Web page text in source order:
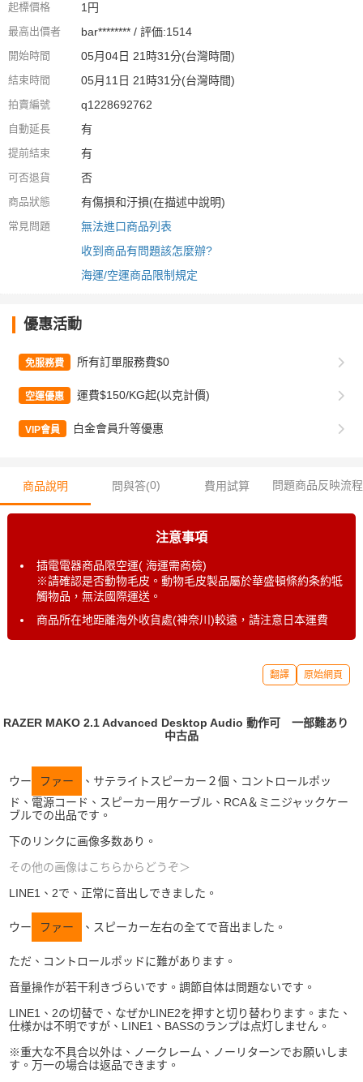
起標價格 1円
最高出價者 bar******** / 評価:1514
開始時間 05月04日 21時31分(台灣時間)
結束時間 05月11日 21時31分(台灣時間)
拍賣編號 q1228692762
自動延長 有
提前結束 有
可否退貨 否
商品狀態 有傷損和汙損(在描述中說明)
常見問題
無法進口商品列表
收到商品有問題該怎麼辦?
海運/空運商品限制規定
優惠活動
免服務費 所有訂單服務費$0
空運優惠 運費$150/KG起(以克計價)
VIP會員 白金會員升等優惠
商品說明 問與答(0) 費用試算 問題商品反映流程
注意事項
插電電器商品限空運( 海運需商檢)
※請確認是否動物毛皮。動物毛皮製品屬於華盛頓條約条約牴
觸物品，無法國際運送。
商品所在地距離海外收貨處(神奈川)較遠，請注意日本運費
翻譯 原始網頁
RAZER MAKO 2.1 Advanced Desktop Audio 動作可 一部難あり
中古品
ウー ファー
、サテライトスピーカー２個、コントロールポッ
ド、電源コード、スピーカー用ケーブル、RCA＆ミニジャックケー
ブルでの出品です。
下のリンクに画像多数あり。
その他の画像はこちらからどうぞ＞
LINE1、2で、正常に音出しできました。
ウー ファー 、スピーカー左右の全てで音出ました。
ただ、コントロールポッドに難があります。
音量操作が若干利きづらいです。調節自体は問題ないです。
LINE1、2の切替で、なぜかLINE2を押すと切り替わります。また、
仕様かは不明ですが、LINE1、BASSのランプは点灯しません。
※重大な不具合以外は、ノークレーム、ノーリターンでお願いしま
す。万一の場合は返品できます。